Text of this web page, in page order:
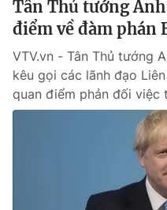
thuận bằng văn bản. Ghi rõ
thông tin từ website này.
Tân Thủ tướng
điểm về đàm phán
VTV.vn - Tân Thủ tướng
kêu gọi các lãnh đạo
quan điểm phản đối việc